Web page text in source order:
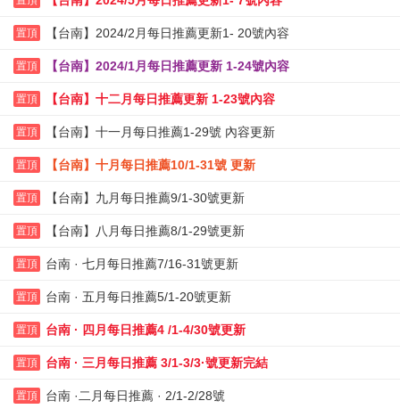
置頂 【台南】2024/2月每日推薦更新1- 20號內容
置頂 【台南】2024/1月每日推薦更新 1-24號內容
置頂 【台南】十二月每日推薦更新 1-23號內容
置頂 【台南】十一月每日推薦1-29號 內容更新
置頂 【台南】十月每日推薦10/1-31號 更新
置頂 【台南】九月每日推薦9/1-30號更新
置頂 【台南】八月每日推薦8/1-29號更新
置頂 台南 · 七月每日推薦7/16-31號更新
置頂 台南 · 五月每日推薦5/1-20號更新
置頂 台南 · 四月每日推薦4 /1-4/30號更新
置頂 台南 · 三月每日推薦 3/1-3/3·號更新完結
置頂 台南 ·二月每日推薦 · 2/1-2/28號